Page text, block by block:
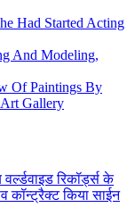
Had Started Acting
And Modeling,
Of Paintings By
Gallery
वर्ल्डवाइड रिकॉर्ड्स के
कॉन्ट्रैक्ट किया साईन